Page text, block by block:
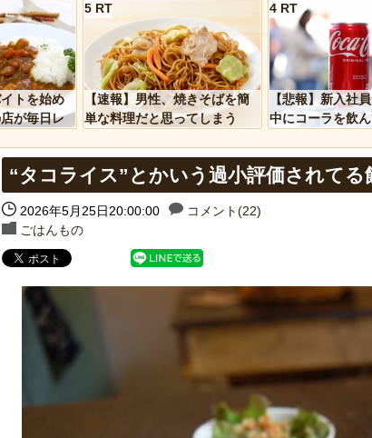
「アメリカのヤンキーがアジア人にケンカを売った結果
「あなたはアメリカを愛していますか」「はい」トラン
ヒーローのサバイバルアクション Siege Survivors
【中国】パトカーの前で好演技www当たり屋やお煽り運
Powered by livedoor 相互RSS
今年
八百
【
佐藤
ETC
近
トを始め
が毎日レ
5 RT
【速報】男性、焼きそばを簡
単な料理だと思ってしまう
4 RT
【悲報】新入社
中にコーラを飲
“タコライス”とかいう過小評価されてる
2026年5月25日20:00:00
コメント(22)
ごはんもの